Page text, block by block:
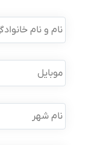
نام
و
نام
موبایل *
نام
شهر